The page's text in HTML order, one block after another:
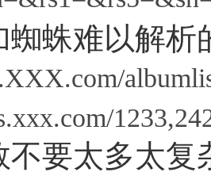
蜘蛛难以解析
不要太多太复